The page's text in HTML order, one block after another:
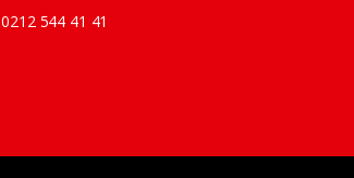
0212 544 41 41